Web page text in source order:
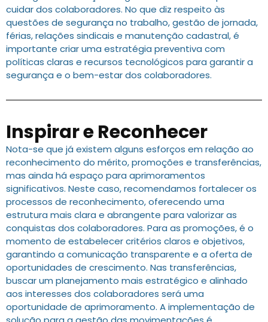
cuidar dos colaboradores. No que diz respeito às
questões de segurança no trabalho, gestão de jornada,
férias, relações sindicais e manutenção cadastral, é
importante criar uma estratégia preventiva com
políticas claras e recursos tecnológicos para garantir a
segurança e o bem-estar dos colaboradores.
Inspirar e Reconhecer
Nota-se que já existem alguns esforços em relação ao
reconhecimento do mérito, promoções e transferências,
mas ainda há espaço para aprimoramentos
significativos. Neste caso, recomendamos fortalecer os
processos de reconhecimento, oferecendo uma
estrutura mais clara e abrangente para valorizar as
conquistas dos colaboradores. Para as promoções, é o
momento de estabelecer critérios claros e objetivos,
garantindo a comunicação transparente e a oferta de
oportunidades de crescimento. Nas transferências,
buscar um planejamento mais estratégico e alinhado
aos interesses dos colaboradores será uma
oportunidade de aprimoramento. A implementação de